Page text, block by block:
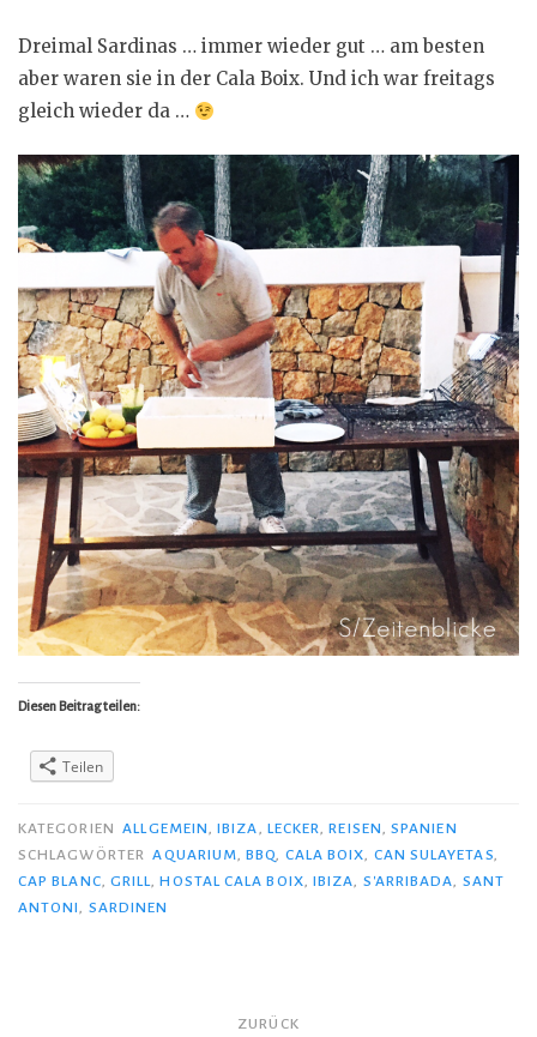
Dreimal Sardinas … immer wieder gut … am besten
aber waren sie in der Cala Boix. Und ich war freitags
gleich wieder da …
Diesen Beitrag teilen:
Teilen
KATEGORIEN ALLGEMEIN,IBIZA, LECKER,REISEN,SPANIEN
SCHLAGWÖRTER AQUARIUM,BBQ, CALA BOIX, CAN SULAYETAS,
CAP BLANC, GRILL,HOSTAL CALA BOIX, IBIZA, S'ARRIBADA, SANT
ANTONI, SARDINEN
Beitragsnavigation
ZURÜCK